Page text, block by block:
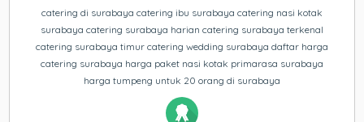
catering di surabaya catering ibu surabaya catering nasi kotak
surabaya catering surabaya harian catering surabaya terkenal
catering surabaya timur catering wedding surabaya daftar harga
catering surabaya harga paket nasi kotak primarasa surabaya
harga tumpeng untuk 20 orang di surabaya